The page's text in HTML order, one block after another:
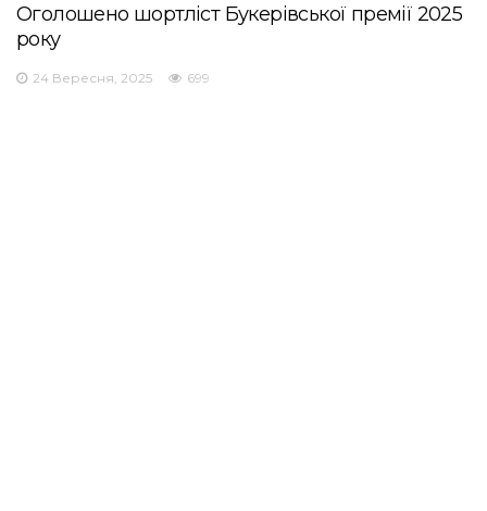
Оголошено шортліст Букерівської премії 2025
року
24 Вересня, 2025 699